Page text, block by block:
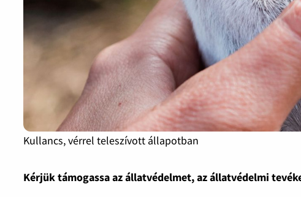
Kullancs, vérrel teleszívott állapotban
Kérjük támogassa az állatvédelmet, az állatvédelmi